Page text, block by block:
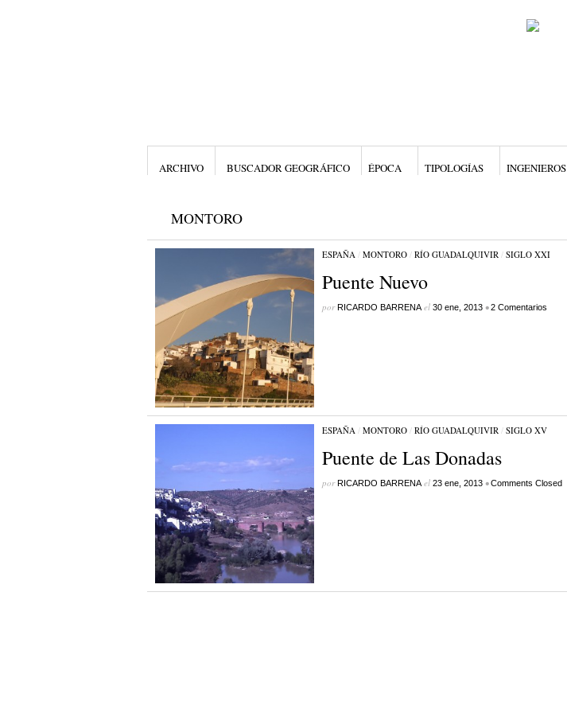
ARCHIVO BUSCADOR GEOGRÁFICO ÉPOCA TIPOLOGÍAS INGENIEROS
MONTORO
ESPAÑA/ MONTORO/ RÍO GUADALQUIVIR/ SIGLO XXI
Puente Nuevo
porRICARDO BARRENAel 30 ene, 2013 •2 Comentarios
ESPAÑA/ MONTORO/ RÍO GUADALQUIVIR/ SIGLO XV
Puente de Las Donadas
porRICARDO BARRENAel 23 ene, 2013 •Comments Closed